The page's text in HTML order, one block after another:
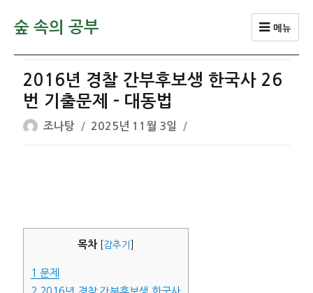
숲 속의 공부 메뉴
2016년 경찰 간부후보생 한국사 26
번 기출문제 – 대동법
글
쓴
조나탕
작
성
2025년 11월 3일
목차 감추기
1 문제